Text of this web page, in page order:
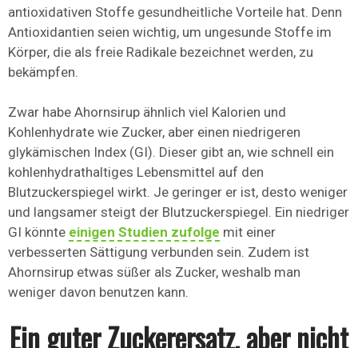
antioxidativen Stoffe gesundheitliche Vorteile hat. Denn
Antioxidantien seien wichtig, um ungesunde Stoffe im
Körper, die als freie Radikale bezeichnet werden, zu
bekämpfen.
Zwar habe Ahornsirup ähnlich viel Kalorien und
Kohlenhydrate wie Zucker, aber einen niedrigeren
glykämischen Index (GI). Dieser gibt an, wie schnell ein
kohlenhydrathaltiges Lebensmittel auf den
Blutzuckerspiegel wirkt. Je geringer er ist, desto weniger
und langsamer steigt der Blutzuckerspiegel. Ein niedriger
GI könnte einigen Studien zufolge mit einer
verbesserten Sättigung verbunden sein. Zudem ist
Ahornsirup etwas süßer als Zucker, weshalb man
weniger davon benutzen kann.
Ein guter Zuckerersatz, aber nicht